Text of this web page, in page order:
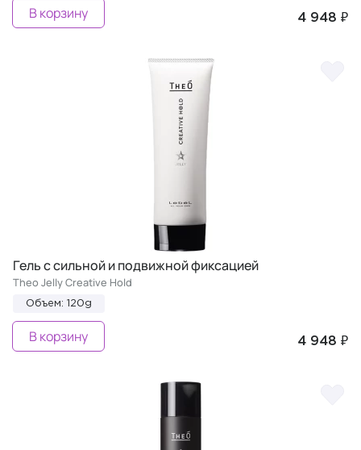
4 948 ₽
В корзину
Гель с сильной и подвижной фиксацией
Theo Jelly Creative Hold
Объем: 120g
4 948 ₽
В корзину